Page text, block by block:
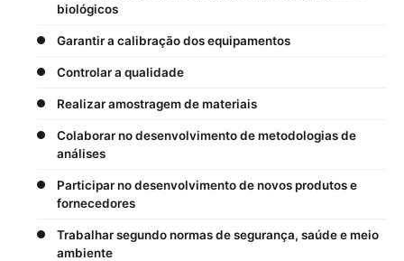
biológicos
Garantir a calibração dos equipamentos
Controlar a qualidade
Realizar amostragem de materiais
Colaborar no desenvolvimento de metodologias de
análises
Participar no desenvolvimento de novos produtos e
fornecedores
Trabalhar segundo normas de segurança, saúde e meio
ambiente